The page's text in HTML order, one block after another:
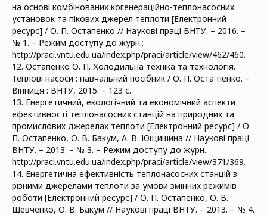
на основі комбінованих когенераційно-теплонасосних
установок та пікових джерел теплоти [Електронний
ресурс] / О. П. Остапенко // Наукові праці ВНТУ. – 2016. –
№ 1. – Режим доступу до журн.:
http://praci.vntu.edu.ua/index.php/praci/article/view/462/460.
12. Остапенко О. П. Холодильна техніка та технологія.
Теплові насоси : навчальний посібник / О. П. Оста-пенко. –
Вінниця : ВНТУ, 2015. – 123 с.
13. Енергетичний, екологічний та економічний аспекти
ефективності теплонасосних станцій на природних та
промислових джерелах теплоти [Електронний ресурс] / О.
П. Остапенко, О. В. Бакум, А. В. Ющишина // Наукові праці
ВНТУ. – 2013. – № 3. – Режим доступу до журн.:
http://praci.vntu.edu.ua/index.php/praci/article/view/371/369.
14. Енергетична ефективність теплонасосних станцій з
різними джерелами теплоти за умови змінних режимів
роботи [Електронний ресурс] / О. П. Остапенко, О. В.
Шевченко, О. В. Бакум // Наукові праці ВНТУ. – 2013. – № 4.